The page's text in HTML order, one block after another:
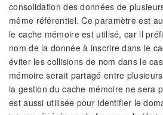
consolidation des données de
même référentiel. Ce paramètre est
le cache mémoire est utilisé, car il
nom de la donnée à inscrire dans le
éviter les collisions de nom dans le
mémoire serait partagé entre
la gestion du cache mémoire ne sera
est aussi utilisée pour identifier le